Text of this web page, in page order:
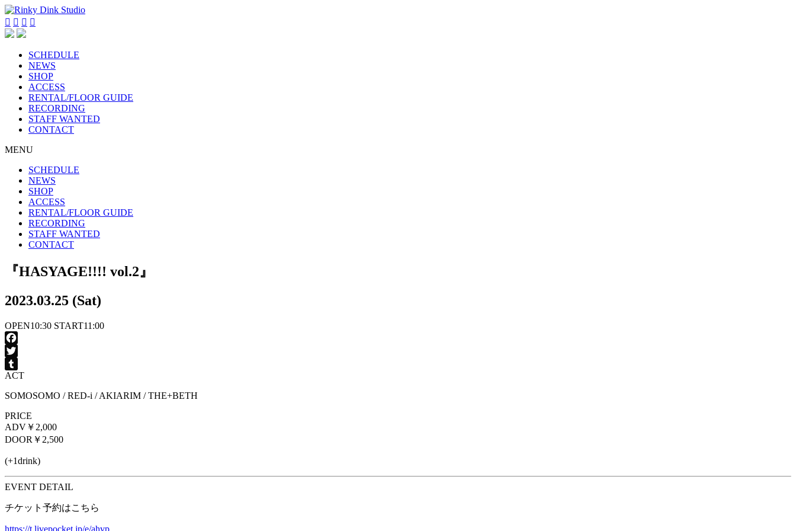
   
SCHEDULE
NEWS
SHOP
ACCESS
RENTAL/FLOOR GUIDE
RECORDING
STAFF WANTED
CONTACT
MENU
SCHEDULE
NEWS
SHOP
ACCESS
RENTAL/FLOOR GUIDE
RECORDING
STAFF WANTED
CONTACT
『HASYAGE!!!! vol.2』
2023.03.25 (Sat)
OPEN10:30 START11:00
Facebook
Twitter
Tumblr
ACT
SOMOSOMO / RED-i / AKIARIM / THE+BETH
PRICE
ADV ￥2,000
DOOR ￥2,500
(+1drink)
EVENT DETAIL
チケット予約はこちら
https://t.livepocket.jp/e/ahvp_